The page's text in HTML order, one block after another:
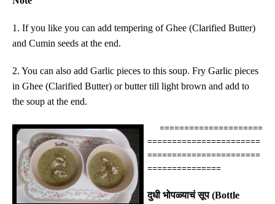
1. If you like you can add tempering of Ghee (Clarified Butter)
and Cumin seeds at the end.
2. You can also add Garlic pieces to this soup. Fry Garlic pieces
in Ghee (Clarified Butter) or butter till light brown and add to
the soup at the end.
=====================
=======================
=======================
===============
दुधी भोपळ्याचं सूप(Bottle